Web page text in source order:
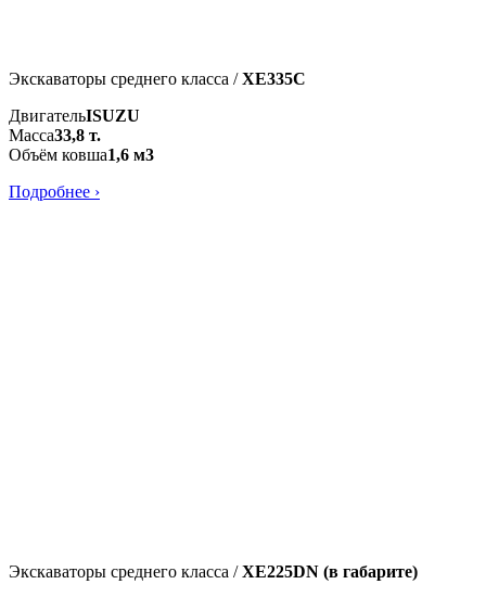
Экскаваторы среднего класса /XE335C
ДвигательISUZU
Масса33,8 т.
Объём ковша1,6 м3
Подробнее ›
Экскаваторы среднего класса /XE225DN (в габарите)